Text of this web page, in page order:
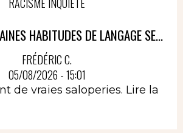
HABITUDES DE LANGAGE SE...
FRÉDÉRIC C.
05/08/2026 - 15:01
de vraies saloperies. Lire la